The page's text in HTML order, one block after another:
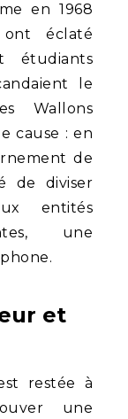
en 1968
ont éclaté
étudiants
le
Wallons
cause : en
de
de diviser
entités
une
et
restée à
une